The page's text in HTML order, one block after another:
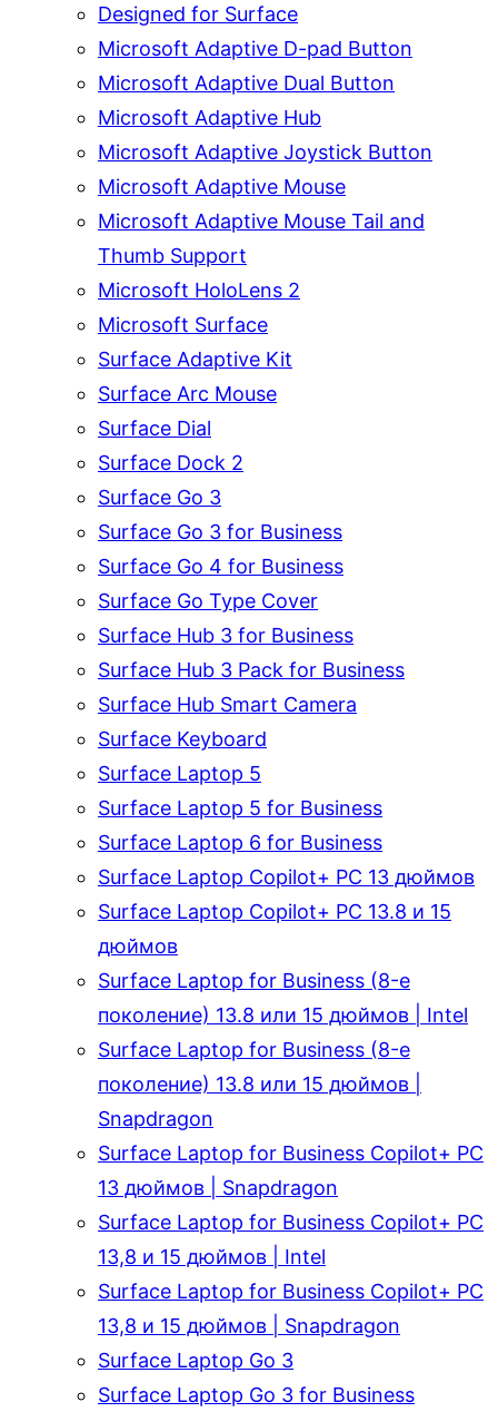
Designed for Surface
Microsoft Adaptive D-pad Button
Microsoft Adaptive Dual Button
Microsoft Adaptive Hub
Microsoft Adaptive Joystick Button
Microsoft Adaptive Mouse
Microsoft Adaptive Mouse Tail and
Thumb Support
Microsoft HoloLens 2
Microsoft Surface
Surface Adaptive Kit
Surface Arc Mouse
Surface Dial
Surface Dock 2
Surface Go 3
Surface Go 3 for Business
Surface Go 4 for Business
Surface Go Type Cover
Surface Hub 3 for Business
Surface Hub 3 Pack for Business
Surface Hub Smart Camera
Surface Keyboard
Surface Laptop 5
Surface Laptop 5 for Business
Surface Laptop 6 for Business
Surface Laptop Copilot+ PC 13 дюймов
Surface Laptop Copilot+ PC 13.8 и 15
дюймов
Surface Laptop for Business (8-е
поколение) 13.8 или 15 дюймов | Intel
Surface Laptop for Business (8-е
поколение) 13.8 или 15 дюймов |
Snapdragon
Surface Laptop for Business Copilot+ PC
13 дюймов | Snapdragon
Surface Laptop for Business Copilot+ PC
13,8 и 15 дюймов | Intel
Surface Laptop for Business Copilot+ PC
13,8 и 15 дюймов | Snapdragon
Surface Laptop Go 3
Surface Laptop Go 3 for Business